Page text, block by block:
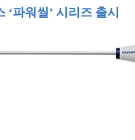
파워씰’ 시리즈 출시